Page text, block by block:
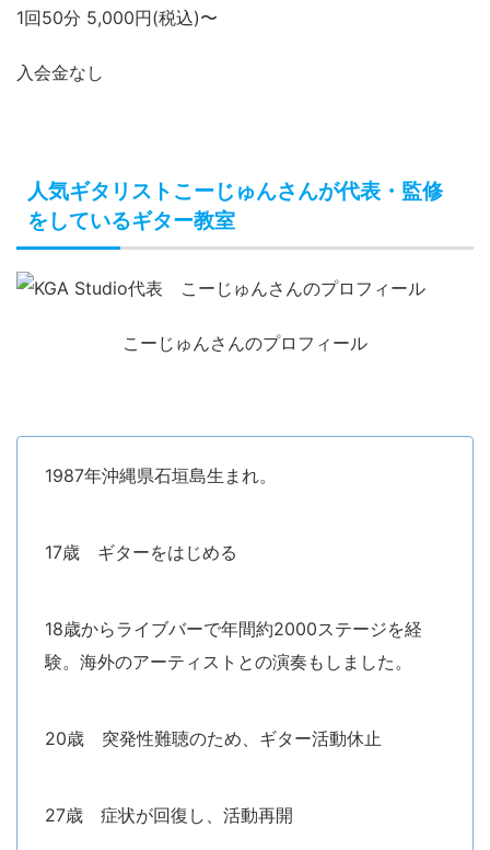
1回50分 5,000円(税込)〜
入会金なし
人気ギタリストこーじゅんさんが代表・監修
をしているギター教室
こーじゅんさんのプロフィール
1987年沖縄県石垣島生まれ。
17歳 ギターをはじめる
18歳からライブバーで年間約2000ステージを経
験。海外のアーティストとの演奏もしました。
20歳 突発性難聴のため、ギター活動休止
27歳 症状が回復し、活動再開